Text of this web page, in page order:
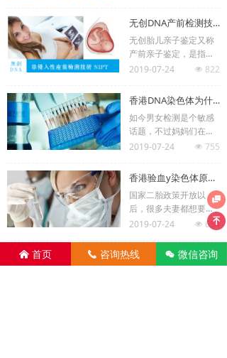
就带大家一起来了解一
下。 香港性别鉴定
查……
加入到二胎的生育大
军，已经拥有一个的你
动心了么？二胎是不是
想象的那么简单呢？二
胎政策要二胎孕期前的
门，DNA鉴定亲子方
法，您知道吗？怀男宝
最明……
无创DNA产前检测技术是什么？
无创胎儿亲子鉴定又称
产前亲子鉴定，是指利
用基因技术鉴定胎儿遗
儿遗传意义上的父亲是
谁不得而知时，在确保
母子健康安全的前提
下，通常通过从少量羊
水样本中提取出胎儿DN
分析的鉴定，需要提供
胎儿样本、母亲样本及
疑似父亲样本。现在我
们选用了无创产前胎儿
DNA亲子鉴定技术，只
需采集孕妇外周血（怀
孕7周后），提取血液中
游离胎儿DNA与父母DN
넶 822
2019-07-24
香港DNA染色体为什么如此受欢迎
如今男女检测是个敏感
话题，不过妈妈们在怀
孕的时候都想知道胎儿
女检测方法才是最科学
准确的呢？最受欢迎DN
A男女检测方式是母血检
测也就是DNA检测的一
种。 香港文汇报发表的
母血检测男女作为非侵
入性方法确定怀孕男……
넶 755
2019-07-24
香港验血y染色体原理及优势
国家二胎政策开放以
后，很多夫妻都想要儿
女双全，有些夫妻第一
胎位女儿，有的夫妻第
一胎为女儿在第二胎的
넶 654
2019-07-24
查看更多
낀 首页 끅 咨询热线 너 微信咨询
녠
